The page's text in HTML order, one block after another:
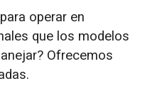
operar en
que los modelos
Ofrecemos